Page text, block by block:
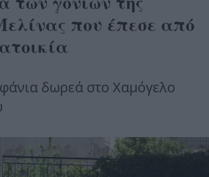
που έπεσε από
δωρεά στο Χαμόγελο